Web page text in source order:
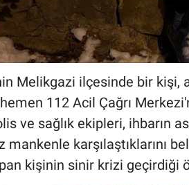
Melikgazi ilçesinde bir kişi,
112 Acil Çağrı
ve sağlık ekipleri, ihbarın
mankenle karşılaştıklarını
kişinin sinir krizi geçirdiği